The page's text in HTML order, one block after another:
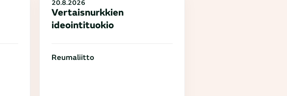
20.8.2026
Vertaisnurkkien
ideointituokio
Reumaliitto